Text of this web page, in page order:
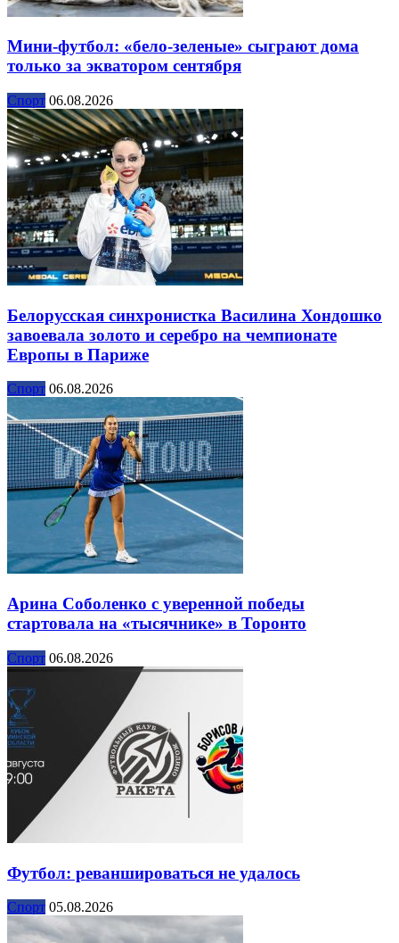
Мини-футбол: «бело-зеленые» сыграют дома
только за экватором сентября
Спорт 06.08.2026
Белорусская синхронистка Василина Хондошко
завоевала золото и серебро на чемпионате
Европы в Париже
Спорт 06.08.2026
Арина Соболенко с уверенной победы
стартовала на «тысячнике» в Торонто
Спорт 06.08.2026
Футбол: реваншироваться не удалось
Спорт 05.08.2026